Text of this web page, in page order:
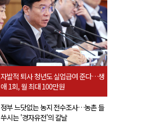
자발적 퇴사 청년도 실업급여 준다…생
애 1회, 월 최대 100만원
정부 느닷없는 농지 전수조사…농촌 들
쑤시는 '경자유전'의 칼날